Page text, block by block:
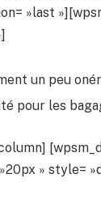
»last
un peu
pour les
» style=